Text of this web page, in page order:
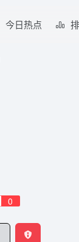
今日热点
0